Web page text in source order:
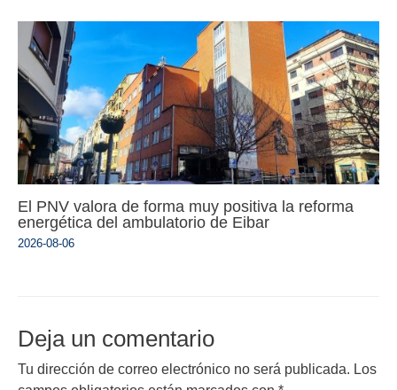
El PNV valora de forma muy positiva la reforma
energética del ambulatorio de Eibar
2026-08-06
Deja un comentario
Tu dirección de correo electrónico no será publicada. Los